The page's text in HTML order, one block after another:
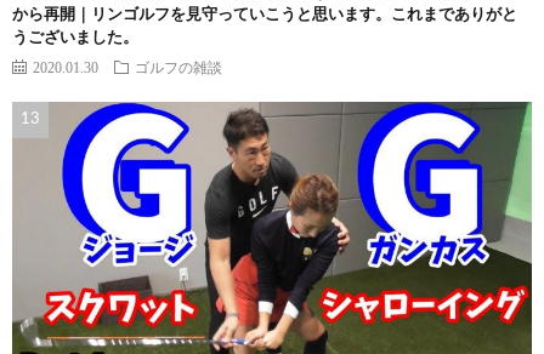
から再開｜リンゴルフを見守っていこうと思います。これまでありがと
うございました。
2020.01.30 ゴルフの雑談